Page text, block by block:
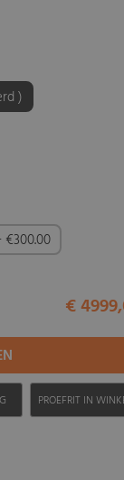
)
€300.00
€
PROEFRIT IN